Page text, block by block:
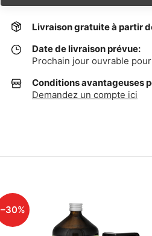
Livraison gratuite à partir
Date de livraison prévue:
Prochain jour ouvrable
Conditions avantageuses
Demandez un compte ici
–30%